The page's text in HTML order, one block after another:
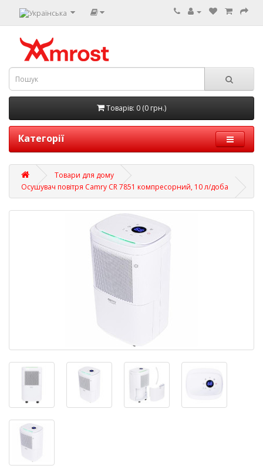
Товарів: 0 (0 грн.)
Категорії
Товари для дому
Осушувач повітря Camry CR 7851 компресорний, 10 л/доба